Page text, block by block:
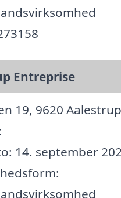
Entreprise
19, 9620 Aalestrup
14. september